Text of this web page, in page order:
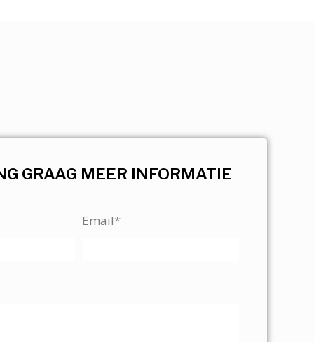
GRAAG MEER INFORMATIE
Email*